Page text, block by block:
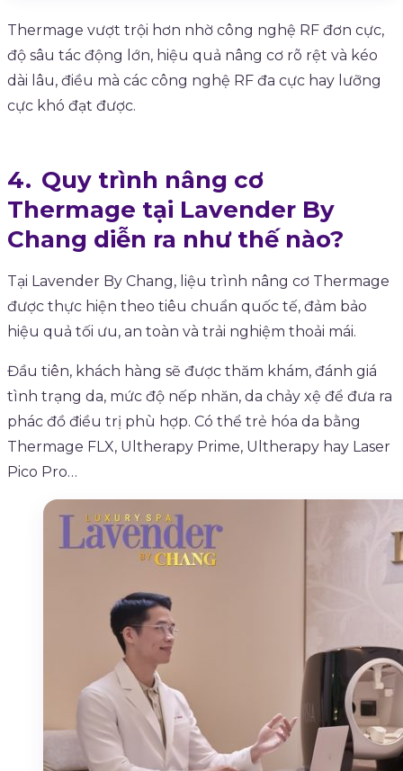
Thermage vượt trội hơn nhờ công nghệ RF đơn cực,
độ sâu tác động lớn, hiệu quả nâng cơ rõ rệt và kéo
dài lâu, điều mà các công nghệ RF đa cực hay lưỡng
cực khó đạt được.
Quy trình nâng cơ
Thermage tại Lavender By
Chang diễn ra như thế nào?
Tại Lavender By Chang, liệu trình nâng cơ Thermage
được thực hiện theo tiêu chuẩn quốc tế, đảm bảo
hiệu quả tối ưu, an toàn và trải nghiệm thoải mái.
Đầu tiên, khách hàng sẽ được thăm khám, đánh giá
tình trạng da, mức độ nếp nhăn, da chảy xệ để đưa ra
phác đồ điều trị phù hợp. Có thể trẻ hóa da bằng
Thermage FLX, Ultherapy Prime, Ultherapy hay Laser
Pico Pro…